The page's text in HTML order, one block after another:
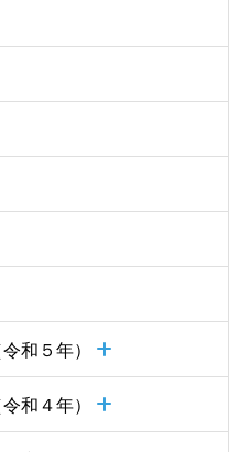
和５年）
和４年）